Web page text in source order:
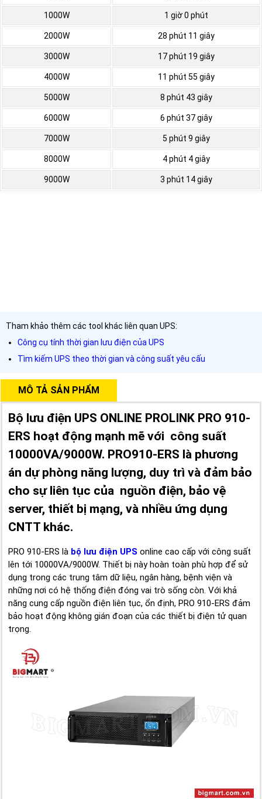
1000W 1 giờ 0 phút
2000W 28 phút 11 giây
3000W 17 phút 19 giây
4000W 11 phút 55 giây
5000W 8 phút 43 giây
6000W 6 phút 37 giây
7000W 5 phút 9 giây
8000W 4 phút 4 giây
9000W 3 phút 14 giây
Tham khảo thêm các tool khác liên quan UPS:
Công cụ tính thời gian lưu điện của UPS
Tìm kiếm UPS theo thời gian và công suất yêu cấu
MÔ TẢ SẢN PHẨM
Bộ lưu điện UPS ONLINE PROLINK PRO 910-
ERS hoạt động mạnh mẽ với công suất
10000VA/9000W. PRO910-ERS là phương
án dự phòng năng lượng, duy trì và đảm bảo
cho sự liên tục của nguồn điện, bảo vệ
server, thiết bị mạng, và nhiều ứng dụng
CNTT khác.
PRO 910-ERS là bộ lưu điện UPS online cao cấp với công suất
lên tới 10000VA/9000W. Thiết bị này hoàn toàn phù hợp để sử
dụng trong các trung tâm dữ liệu, ngân hàng, bệnh viện và
những nơi có hệ thống điện đóng vai trò sống còn. Với khả
năng cung cấp nguồn điện liên tục, ổn định, PRO 910-ERS đảm
bảo hoạt động không gián đoạn của các thiết bị điện tử quan
trọng.